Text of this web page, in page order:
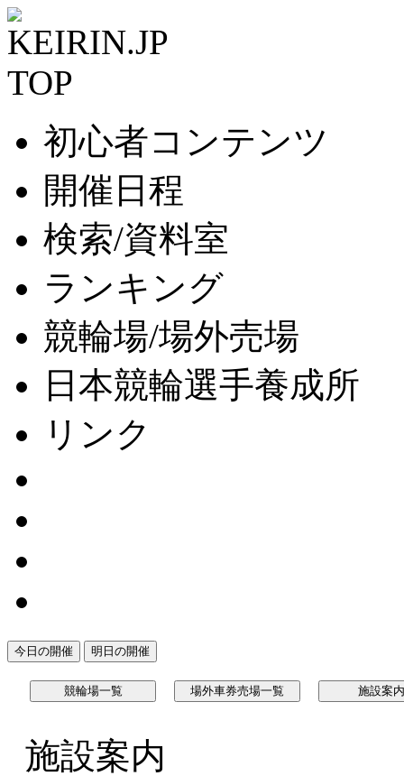
初心者コンテンツ
開催日程
検索/資料室
ランキング
競輪場/場外売場
日本競輪選手養成所
リンク
今日の開催 明日の開催
競輪場一覧 場外車券売場一覧 施設案内
施設案内